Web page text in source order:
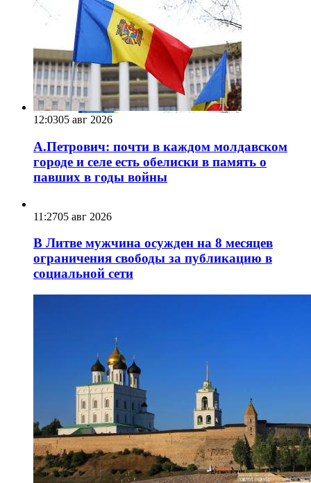
12:0305 авг 2026
А.Петрович: почти в каждом молдавском
городе и селе есть обелиски в память о
павших в годы войны
11:2705 авг 2026
В Литве мужчина осужден на 8 месяцев
ограничения свободы за публикацию в
социальной сети